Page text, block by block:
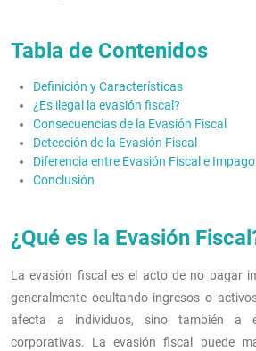
Tabla de Contenidos
Definición y Características
¿Es ilegal la evasión fiscal?
Consecuencias de la Evasión Fiscal
Detección de la Evasión Fiscal
Diferencia entre Evasión Fiscal e Impago
Conclusión
¿Qué es la Evasión
La evasión fiscal es el acto de no pagar
generalmente ocultando ingresos o
afecta a individuos, sino también a
corporativas. La evasión fiscal puede